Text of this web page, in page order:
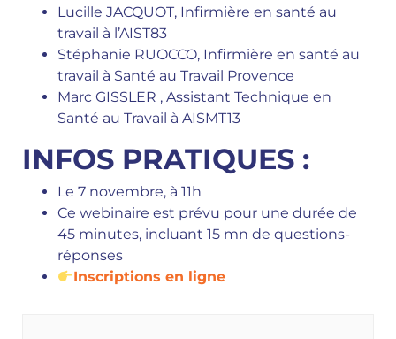
Lucille JACQUOT, Infirmière en santé au
travail à l’AIST83
Stéphanie RUOCCO, Infirmière en santé au
travail à Santé au Travail Provence
Marc GISSLER , Assistant Technique en
Santé au Travail à AISMT13
INFOS PRATIQUES :
Le 7 novembre, à 11h
Ce webinaire est prévu pour une durée de
45 minutes, incluant 15 mn de questions-
réponses
Inscriptions en ligne